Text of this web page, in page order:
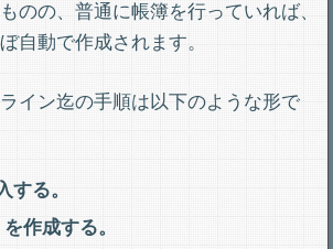
のの、普通に帳簿を行っていれば、
自動で作成されます。
イン迄の手順は以下のような形で
する。
作成する。